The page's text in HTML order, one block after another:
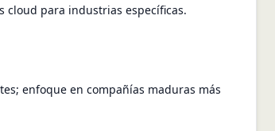
cloud para industrias específicas.
enfoque en compañías maduras más